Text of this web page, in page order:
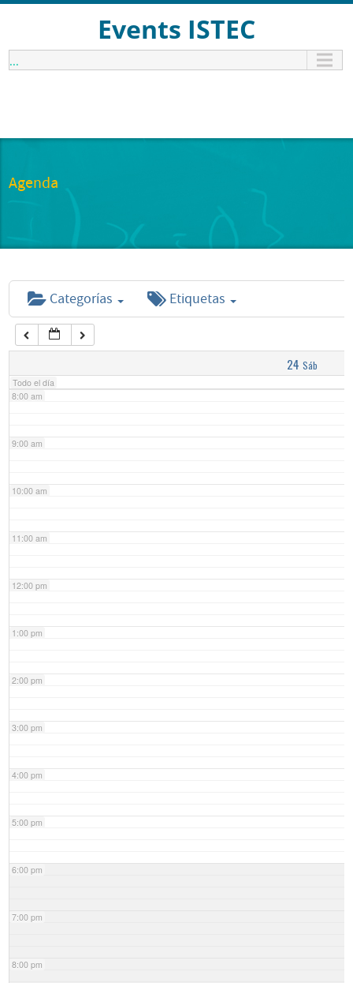
Events ISTEC
...
Agenda
Categorías Etiquetas
24 Sáb
Todo el día
1:00 am
6:00 am
7:00 am
8:00 am
9:00 am
10:00 am
11:00 am
12:00 pm
1:00 pm
2:00 pm
3:00 pm
4:00 pm
5:00 pm
6:00 pm
7:00 pm
8:00 pm